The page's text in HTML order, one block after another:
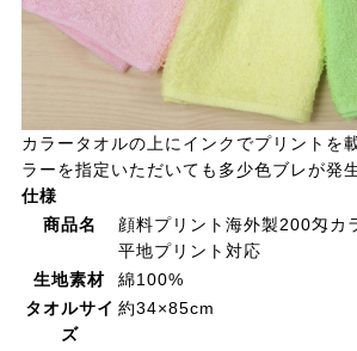
カラータオルの上にインクでプリントを
ラーを指定いただいても多少色ブレが発
仕様
商品名
顔料プリント海外製200匁カ
平地プリント対応
生地素材
綿100%
タオルサイ
ズ
約34×85cm